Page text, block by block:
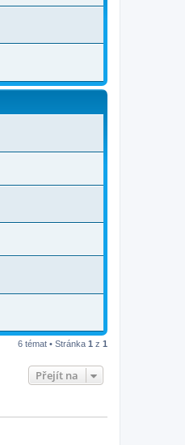
6 témat • Stránka 1 z 1
Přejít na